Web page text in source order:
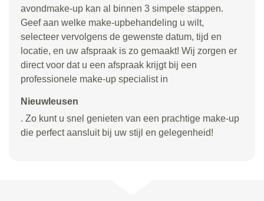
avondmake-up kan al binnen 3 simpele stappen.
Geef aan welke make-upbehandeling u wilt,
selecteer vervolgens de gewenste datum, tijd en
locatie, en uw afspraak is zo gemaakt! Wij zorgen er
direct voor dat u een afspraak krijgt bij een
professionele make-up specialist in
Nieuwleusen
. Zo kunt u snel genieten van een prachtige make-up
die perfect aansluit bij uw stijl en gelegenheid!